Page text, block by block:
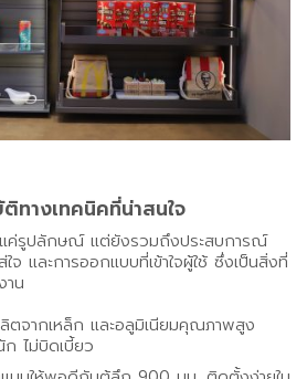
ทางเทคนิคที่น่าสนใจ
แค่รูปลักษณ์ แต่ยังรวมถึงประสบการณ์
จ และการออกแบบที่เข้าใจผู้ใช้ ซึ่งเป็นสิ่งที่
าน
จากเหล็ก และอลูมิเนียมคุณภาพสูง
ก ไม่บิดเบี้ยว